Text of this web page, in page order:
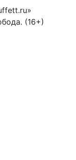
(16+)